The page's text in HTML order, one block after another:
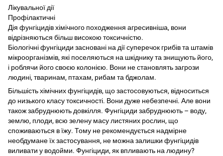
Лікувальної дії
Профілактичні
Дія фунгіцидів хімічного походження агресивніша, вони
відрізняються більш високою токсичністю.
Біологічні фунгіциди засновані на дії суперечок грибів та штамів
мікроорганізмів, які поселяються на шкіднику та знищують його,
і роблячи його своєю колонією. Вони не становлять загрози
людині, тваринам, птахам, рибам та бджолам.
Більшість хімічних фунгіцидів, що застосовуються, відноситься
до низького класу токсичності. Вони дуже небезпечні. Але вони
також забруднюють довкілля. Фунгіциди забруднюють – воду,
землю, плоди, всю зелену масу листяних рослин, що
споживаються в їжу. Тому не рекомендується надмірне
необдумане їх застосування, не можна залишки фунгіцидів
виливати у водойми. Фунгіциди, як впливають на людину?